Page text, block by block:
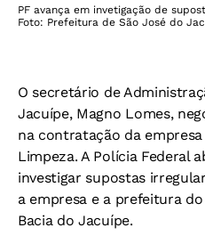
PF avança em invetigação de
Foto: Prefeitura de São José do
O secretário de
Jacuípe, Magno Lomes,
na contratação da
Limpeza. A Polícia Federal
investigar supostas
a empresa e a prefeitura
Bacia do Jacuípe.